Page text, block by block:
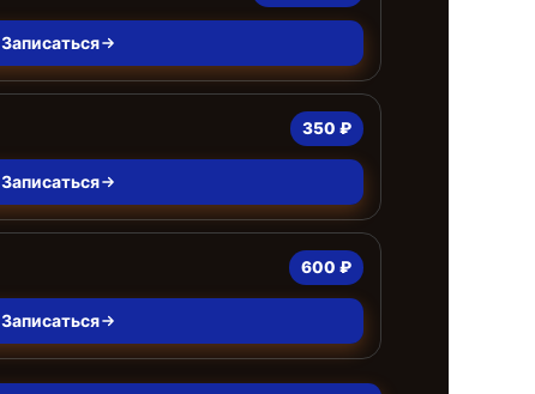
Записаться
350 ₽
Записаться
600 ₽
Записаться